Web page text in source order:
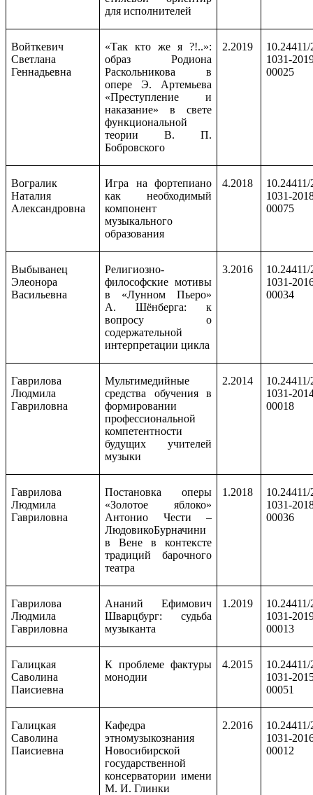
для исполнителей
Войткевич
Светлана
Геннадьевна
«Так кто же я ?!..»:
образ Родиона
Раскольникова в
опере Э. Артемьева
«Преступление и
наказание» в свете
функциональной
теории В. П.
Бобровского
2.2019
1031-
00025
Вогралик
Наталия
Александровна
Игра на фортепиано
как необходимый
компонент
музыкального
образования
4.2018
1031-
00075
Выбыванец
Элеонора
Васильевна
Религиозно-
философские мотивы
в «Лунном Пьеро»
А. Шёнберга: к
вопросу о
содержательной
интерпретации цикла
3.2016
1031-
00034
Гаврилова
Людмила
Гавриловна
Мультимедийные
средства обучения в
формировании
профессиональной
компетентности
будущих учителей
музыки
2.2014
1031-
00018
Гаврилова
Людмила
Гавриловна
Постановка оперы
«Золотое яблоко»
Антонио Чести –
ЛюдовикоБурначини
в Вене в контексте
традиций барочного
театра
1.2018
1031-
00036
Гаврилова
Людмила
Гавриловна
Ананий Ефимович
Шварцбург: судьба
музыканта
1.2019
1031-
00013
Галицкая
Саволина
Паисиевна
К проблеме фактуры
монодии
4.2015
1031-
00051
Галицкая
Саволина
Паисиевна
Кафедра
этномузыкознания
Новосибирской
государственной
консерватории имени
М. И. Глинки
2.2016
1031-
00012